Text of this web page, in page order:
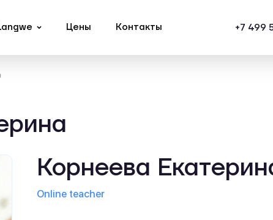
Цены Контакты +7 499
Корнеева
Online teacher